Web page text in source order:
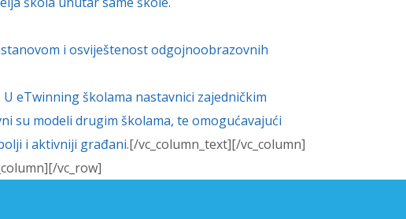
i osviještenost odgojnoobrazovnih
U eTwinning školama nastavnici zajedničkim
su modeli drugim školama, te omogućavajući
i aktivniji građani.[/vc_column_text][/vc_column]
vc_row]